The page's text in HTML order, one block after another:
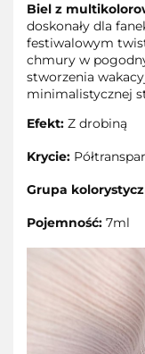
Biel z
doskonały dla
festiwalowym
chmury w
stworzenia
minimalistycznej
Efekt: Z drobiną
Krycie:
Grupa
Pojemność: 7ml